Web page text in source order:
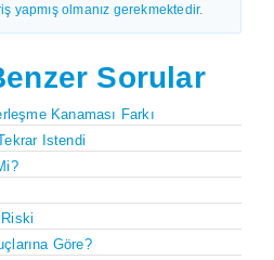
yapmış olmanız gerekmektedir.
Sorular
Kanaması Farkı
Istendi
Göre?